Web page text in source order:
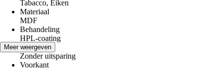
Tabacco, Eiken
Materiaal
MDF
Behandeling
HPL-coating
Variant
Zonder uitsparing
Voorkant
Meer weergeven